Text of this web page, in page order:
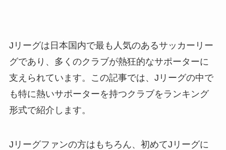
Jリーグは日本国内で最も人気のあるサッカーリー
グであり、多くのクラブが熱狂的なサポーターに
支えられています。この記事では、Jリーグの中で
も特に熱いサポーターを持つクラブをランキング
形式で紹介します。
Jリーグファンの方はもちろん、初めてJリーグに